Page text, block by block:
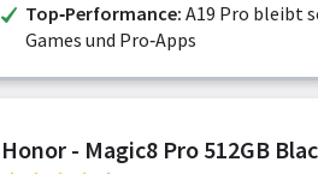
Top‑Performance A19 Pro bleibt
Games und Pro‑Apps
Honor - Magic8 Pro 512GB